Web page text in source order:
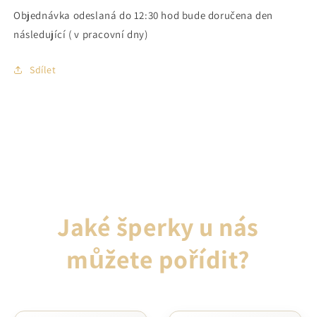
Objednávka odeslaná do 12:30 hod bude doručena den
následující ( v pracovní dny)
Sdílet
Jaké šperky u nás
můžete pořídit?